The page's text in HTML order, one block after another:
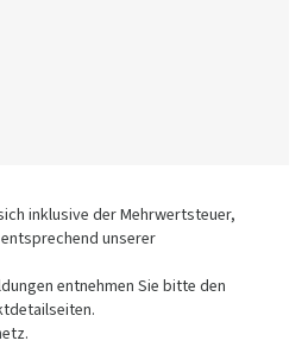
inklusive der Mehrwertsteuer,
unserer
entnehmen Sie bitte den